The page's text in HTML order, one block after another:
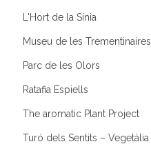
L'Hort de la Sínia
Museu de les Trementinaires
Parc de les Olors
Ratafia Espiells
The aromatic Plant Project
Turó dels Sentits – Vegetàlia